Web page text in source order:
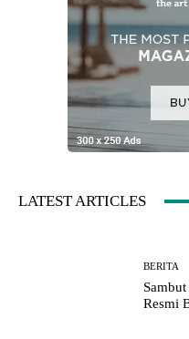
LATEST ARTICLES
BERITA
Resmi